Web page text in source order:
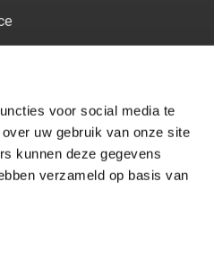
voor social media te
uw gebruik van onze site
kunnen deze gegevens
verzameld op basis van